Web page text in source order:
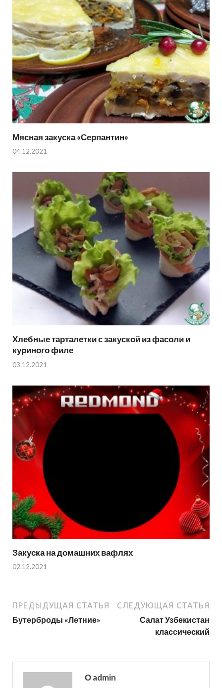
Мясная закуска «Серпантин»
04.12.2021
Хлебные тарталетки с закуской из фасоли и
куриного филе
03.12.2021
Закуска на домашних вафлях
02.12.2021
ПРЕДЫДУЩАЯ СТАТЬЯ
Бутерброды «Летние»
СЛЕДУЮЩАЯ СТАТЬЯ
Салат Узбекистан
классический
О admin